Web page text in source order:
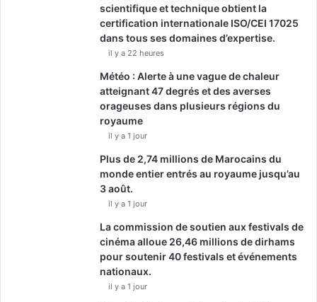
scientifique et technique obtient la
certification internationale ISO/CEI 17025
dans tous ses domaines d’expertise.
il y a 22 heures
Météo : Alerte à une vague de chaleur
atteignant 47 degrés et des averses
orageuses dans plusieurs régions du
royaume
il y a 1 jour
Plus de 2,74 millions de Marocains du
monde entier entrés au royaume jusqu’au
3 août.
il y a 1 jour
La commission de soutien aux festivals de
cinéma alloue 26,46 millions de dirhams
pour soutenir 40 festivals et événements
nationaux.
il y a 1 jour